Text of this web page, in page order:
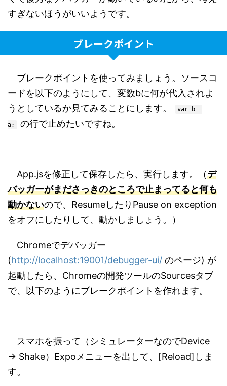
すぎないほうがいいようです。
ブレークポイント
ブレークポイントを使ってみましょう。ソースコ
ードを以下のようにして、変数bに何が代入されよ
うとしているか見てみることにします。
var b =
a; の行で止めたいですね。
App.jsを修正して保存したら、実行します。（デ
バッガーがまださっきのところで止まってると何も
動かないので、ResumeしたりPause on exception
をオフにしたりして、動かしましょう。）
Chromeでデバッガー
(http://localhost:19001/debugger-ui/ のページ) が
起動したら、Chromeの開発ツールのSourcesタブ
で、以下のようにブレークポイントを作れます。
スマホを振って（シミュレーターなのでDevice
→ Shake）Expoメニューを出して、[Reload]しま
す。